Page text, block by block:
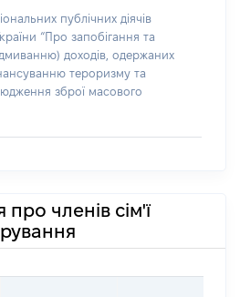
публічних діячів
“Про запобігання та
доходів, одержаних
тероризму та
зброї масового
про членів сім'ї